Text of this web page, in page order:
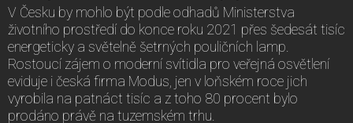
V Česku by mohlo být podle odhadů Ministerstva
životního prostředí do konce roku 2021 přes šedesát tisíc
energeticky a světelně šetrných pouličních lamp.
Rostoucí zájem o moderní svítidla pro veřejná osvětlení
eviduje i česká firma Modus, jen v loňském roce jich
vyrobila na patnáct tisíc a z toho 80 procent bylo
prodáno právě na tuzemském trhu.